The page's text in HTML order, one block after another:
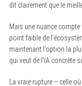
dit clairement que le
Mais une nuance
point faible de
maintenant l’option la
qui veut de l’IA concrète
La vraie rupture – celle